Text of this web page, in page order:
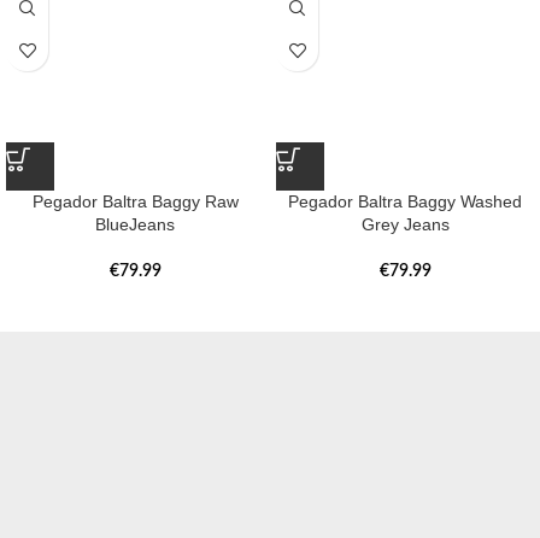
Pegador Baltra Baggy Raw
BlueJeans
€79.99
Pegador Baltra Baggy Washed
Grey Jeans
€79.99